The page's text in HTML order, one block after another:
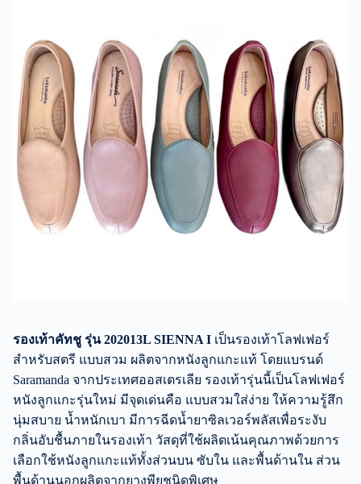
รองเท้าคัทชู รุ่น 202013L SIENNA I เป็นรองเท้าโลฟเฟอร์
สำหรับสตรี แบบสวม ผลิตจากหนังลูกแกะแท้ โดยแบรนด์
Saramanda จากประเทศออสเตรเลีย รองเท้ารุ่นนี้เป็นโลฟเฟอร์
หนังลูกแกะรุ่นใหม่ มีจุดเด่นคือ แบบสวมใส่ง่าย ให้ความรู้สึก
นุ่มสบาย น้ำหนักเบา มีการฉีดน้ำยาซิลเวอร์พลัสเพื่อระงับ
กลิ่นอับชื้นภายในรองเท้า วัสดุที่ใช้ผลิตเน้นคุณภาพด้วยการ
เลือกใช้หนังลูกแกะแท้ทั้งส่วนบน ซับใน และพื้นด้านใน ส่วน
พื้นด้านนอกผลิตจากยางพียูชนิดพิเศษ